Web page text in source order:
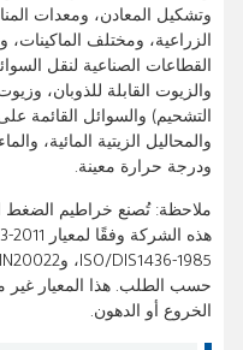
وتشكيل المعادن، ومعدات
الزراعية، ومختلف
القطاعات الصناعية لنقل
والزيوت القابلة للذوبان،
التشحيم) والسوائل القائمة
والمحاليل الزيتية المائية،
ودرجة حرارة معينة.
ملاحظة: تُصنع خراطيم الضغط
حسب الطلب. هذا المعيار غير
الخروع أو الدهون.